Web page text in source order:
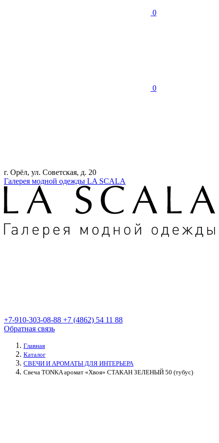
0
0
г. Орёл, ул. Советская, д. 20
Галерея модной одежды LA SCALA
+7-910-303-08-88 +7 (4862) 54 11 88
Обратная связь
Главная
Каталог
СВЕЧИ И АРОМАТЫ ДЛЯ ИНТЕРЬЕРА
Свеча TONKA аромат «Хвоя» СТАКАН ЗЕЛЕНЫЙ 50 (тубус)